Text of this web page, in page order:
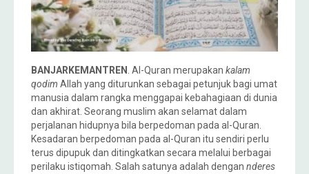
BANJARKEMANTREN . Al-Quran merupakan kalam
qodim Allah yang diturunkan sebagai petunjuk bagi umat
manusia dalam rangka menggapai kebahagiaan di dunia
dan akhirat. Seorang muslim akan selamat dalam
perjalanan hidupnya bila berpedoman pada al-Quran.
Kesadaran berpedoman pada al-Quran itu sendiri perlu
terus dipupuk dan ditingkatkan secara melalui berbagai
perilaku istiqomah. Salah satunya adalah dengan nderes